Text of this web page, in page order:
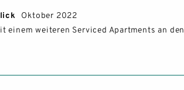
PRESSE
Oktober 2022
weiteren Serviced Apartments an den